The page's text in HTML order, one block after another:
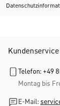
Kundenservice
Telefon: +49
Montag bis
E-Mail: